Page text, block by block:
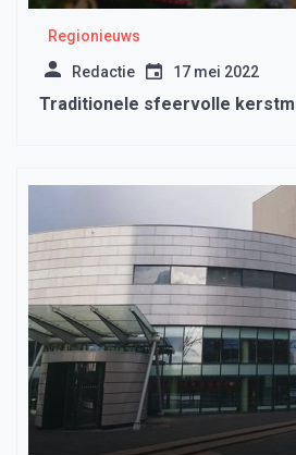
Regionieuws
Redactie 17 mei 2022
Traditionele sfeervolle